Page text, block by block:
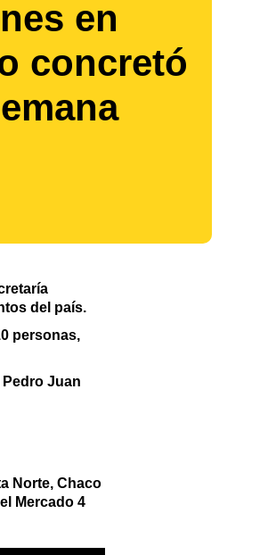
en
concretó
del país.
personas,
Juan
Norte, Chaco
Mercado 4